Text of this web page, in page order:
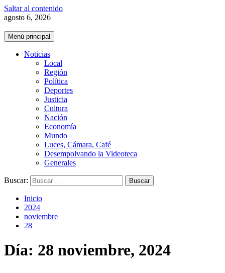
Saltar al contenido
agosto 6, 2026
Menú principal
Noticias
Local
Región
Política
Deportes
Justicia
Cultura
Nación
Economía
Mundo
Luces, Cámara, Café
Desempolvando la Videoteca
Generales
Buscar:
Inicio
2024
noviembre
28
Día: 28 noviembre, 2024